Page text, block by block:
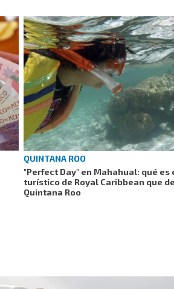
QUINTANA ROO
"Perfect Day" en Mahahual: qué
turístico de Royal Caribbean que
Quintana Roo